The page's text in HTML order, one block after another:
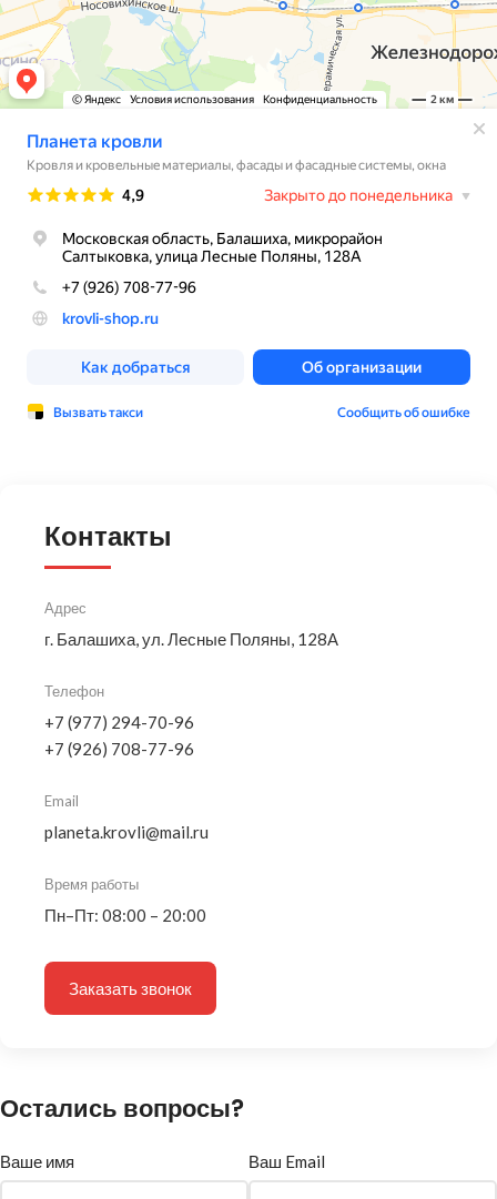
Контакты
Адрес
г. Балашиха, ул. Лесные Поляны, 128А
Телефон
+7 (977) 294-70-96
+7 (926) 708-77-96
Email
planeta.krovli@mail.ru
Время работы
Пн–Пт: 08:00 – 20:00
Заказать звонок
Остались вопросы?
Ваше имя Ваш Email